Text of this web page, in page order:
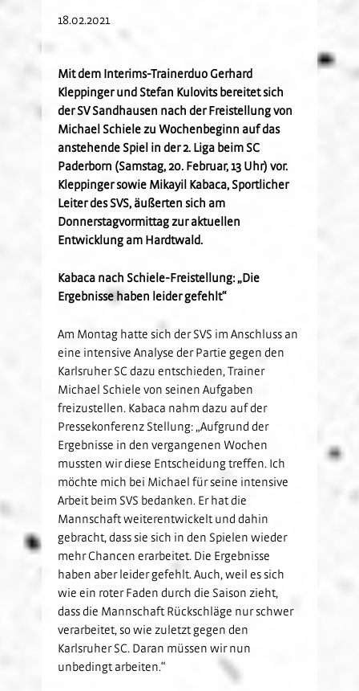
Fanclubs
Jetzt Mitglied werden
Vorfall melden
Hast Du Nala gesehen?
Vorstand
Historie
Kids-Club
Stadion am Hardtwald
Partner
Partner-Familie
Hospitality
Sponsoring
Partner-Events
U19
U16
U15
U14
U13
U12
Förderteam
Schulkooperationen
Sandhäuser Kids
18.02.2021
Mit dem Interims-Trainerduo Gerhard
Kleppinger und Stefan Kulovits bereitet sich
der SV Sandhausen nach der Freistellung von
Michael Schiele zu Wochenbeginn auf das
anstehende Spiel in der 2. Liga beim SC
Paderborn (Samstag, 20. Februar, 13 Uhr) vor.
Kleppinger sowie Mikayil Kabaca, Sportlicher
Leiter des SVS, äußerten sich am
Donnerstagvormittag zur aktuellen
Entwicklung am Hardtwald.
Kabaca nach Schiele-Freistellung: „Die
Ergebnisse haben leider gefehlt“
Am Montag hatte sich der SVS im Anschluss an
eine intensive Analyse der Partie gegen den
Karlsruher SC dazu entschieden, Trainer
Michael Schiele von seinen Aufgaben
freizustellen. Kabaca nahm dazu auf der
Pressekonferenz Stellung: „Aufgrund der
Ergebnisse in den vergangenen Wochen
mussten wir diese Entscheidung treffen. Ich
möchte mich bei Michael für seine intensive
Arbeit beim SVS bedanken. Er hat die
Mannschaft weiterentwickelt und dahin
gebracht, dass sie sich in den Spielen wieder
mehr Chancen erarbeitet. Die Ergebnisse
haben aber leider gefehlt. Auch, weil es sich
wie ein roter Faden durch die Saison zieht,
dass die Mannschaft Rückschläge nur schwer
verarbeitet, so wie zuletzt gegen den
Karlsruher SC. Daran müssen wir nun
unbedingt arbeiten.“